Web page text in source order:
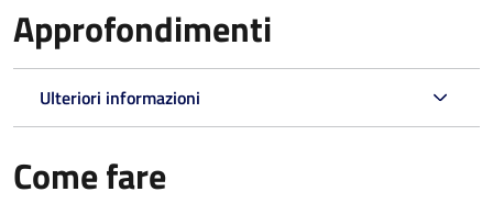
Approfondimenti
Ulteriori informazioni
Come fare